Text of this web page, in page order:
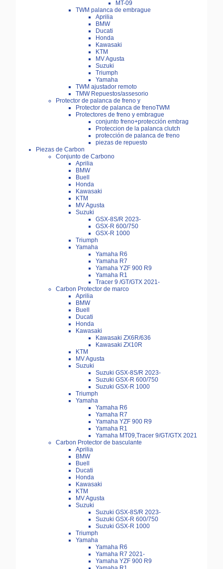
MT-09
TWM palanca de embrague
Aprilia
BMW
Ducati
Honda
Kawasaki
KTM
MV Agusta
Suzuki
Triumph
Yamaha
TWM ajustador remoto
TMW Repuestos/assesorio
Protector de palanca de freno y
Protector de palanca de frenoTWM
Protectores de freno y embrague
conjunto freno+protección embrag
Proteccion de la palanca clutch
protección de palanca de freno
piezas de repuesto
Piezas de Carbon
Conjunto de Carbono
Aprilia
BMW
Buell
Honda
Kawasaki
KTM
MV Agusta
Suzuki
GSX-8S/R 2023-
GSX-R 600/750
GSX-R 1000
Triumph
Yamaha
Yamaha R6
Yamaha R7
Yamaha YZF 900 R9
Yamaha R1
Tracer 9 /GT/GTX 2021-
Carbon Protector de marco
Aprilia
BMW
Buell
Ducati
Honda
Kawasaki
Kawasaki ZX6R/636
Kawasaki ZX10R
KTM
MV Agusta
Suzuki
Suzuki GSX-8S/R 2023-
Suzuki GSX-R 600/750
Suzuki GSX-R 1000
Triumph
Yamaha
Yamaha R6
Yamaha R7
Yamaha YZF 900 R9
Yamaha R1
Yamaha MT09,Tracer 9/GT/GTX 2021
Carbon Protector de basculante
Aprilia
BMW
Buell
Ducati
Honda
Kawasaki
KTM
MV Agusta
Suzuki
Suzuki GSX-8S/R 2023-
Suzuki GSX-R 600/750
Suzuki GSX-R 1000
Triumph
Yamaha
Yamaha R6
Yamaha R7 2021-
Yamaha YZF 900 R9